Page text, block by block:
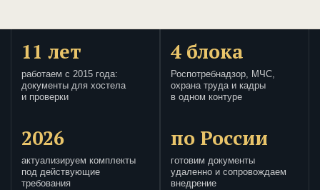
11 лет
работаем с 2015 года:
документы для хостела
и проверки
4 блока
Роспотребнадзор, МЧС,
охрана труда и кадры
в одном контуре
2026
актуализируем комплекты
под действующие
требования
по России
готовим документы
удаленно и сопровождаем
внедрение